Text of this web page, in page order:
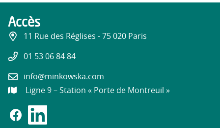
Accès
11 Rue des Réglises - 75 020 Paris
01 53 06 84 84
info@minkowska.com
Ligne 9 – Station « Porte de Montreuil »